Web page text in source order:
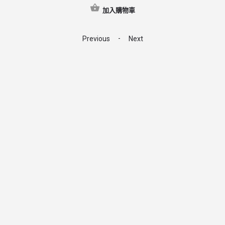
加入購物車
Previous - Next